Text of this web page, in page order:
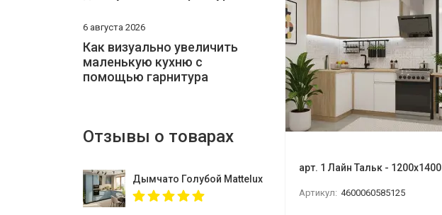
арт. 1 Лайн Тальк - 1200х1400
Артикул: 4600060585125
6 августа 2026
Как визуально увеличить
маленькую кухню с
помощью гарнитура
Отзывы о товарах
Дымчато Голубой Mattelux профиль Gola 3280х2400